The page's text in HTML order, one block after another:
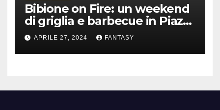
Bibione on Fire: un weekend
di griglia e barbecue in Piazza
Treviso
APRILE 27, 2024 FANTASY